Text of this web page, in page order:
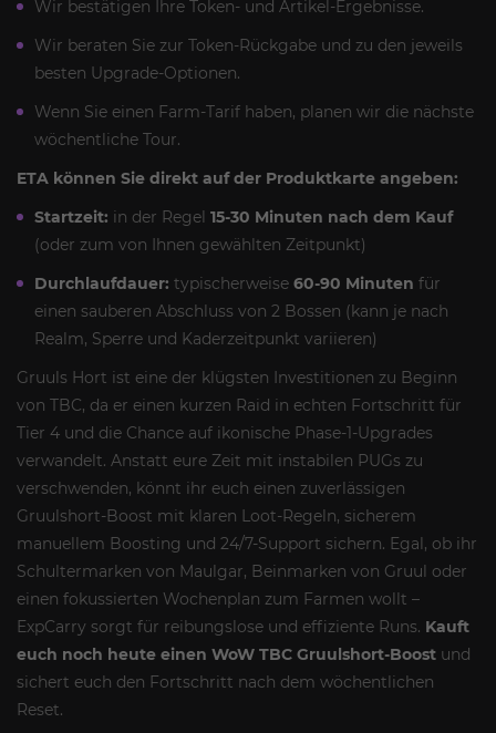
Wir bestätigen Ihre Token- und Artikel-Ergebnisse.
Wir beraten Sie zur Token-Rückgabe und zu den jeweils
besten Upgrade-Optionen.
Wenn Sie einen Farm-Tarif haben, planen wir die nächste
wöchentliche Tour.
ETA können Sie direkt auf der Produktkarte angeben:
Startzeit: in der Regel 15-30 Minuten nach dem Kauf
(oder zum von Ihnen gewählten Zeitpunkt)
Durchlaufdauer: typischerweise 60-90 Minuten für
einen sauberen Abschluss von 2 Bossen (kann je nach
Realm, Sperre und Kaderzeitpunkt variieren)
Gruuls Hort ist eine der klügsten Investitionen zu Beginn
von TBC, da er einen kurzen Raid in echten Fortschritt für
Tier 4 und die Chance auf ikonische Phase-1-Upgrades
verwandelt. Anstatt eure Zeit mit instabilen PUGs zu
verschwenden, könnt ihr euch einen zuverlässigen
Gruulshort-Boost mit klaren Loot-Regeln, sicherem
manuellem Boosting und 24/7-Support sichern. Egal, ob ihr
Schultermarken von Maulgar, Beinmarken von Gruul oder
einen fokussierten Wochenplan zum Farmen wollt –
ExpCarry sorgt für reibungslose und effiziente Runs. Kauft
euch noch heute einen WoW TBC Gruulshort-Boost und
sichert euch den Fortschritt nach dem wöchentlichen
Reset.